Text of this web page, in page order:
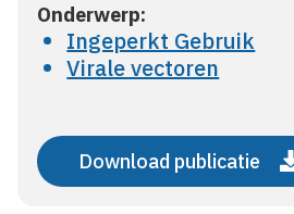
Onderwerp:
Ingeperkt Gebruik
Virale vectoren
Download publicatie